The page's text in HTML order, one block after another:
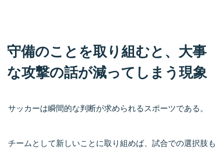
守備のことを取り組むと、大事
な攻撃の話が減ってしまう現象
サッカーは瞬間的な判断が求められるスポーツである。
チームとして新しいことに取り組めば、試合での選択肢も